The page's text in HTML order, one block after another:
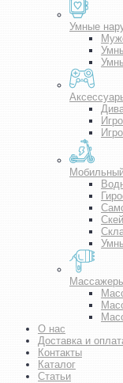
Умные
О нас
Доставка и
Контакты
Каталог
Статьи